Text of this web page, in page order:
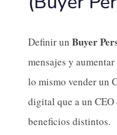
Definir un Buyer
mensajes y
lo mismo vender un
digital que a un
beneficios distintos.